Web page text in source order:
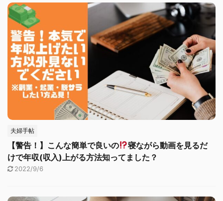
夫婦手帖
【警告！】こんな簡単で良いの
寝ながら動画を見るだ
けで年収(収入)上がる方法知ってました？
2022/9/6